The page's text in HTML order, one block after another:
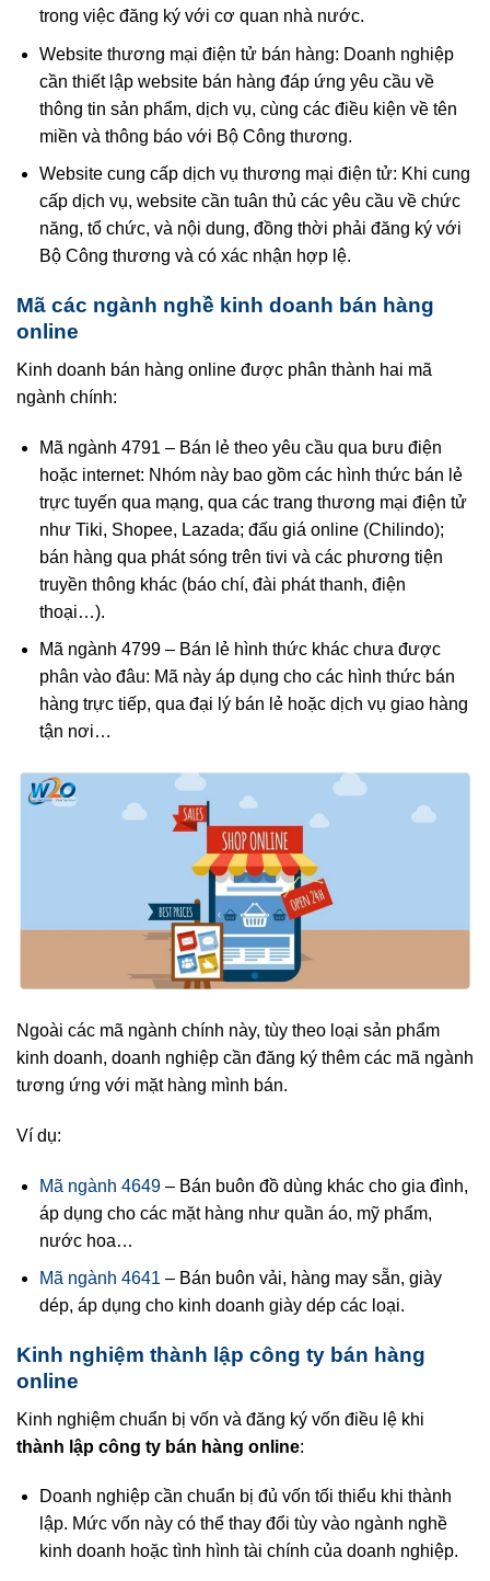
trong việc đăng ký với cơ quan nhà nước.
Website thương mại điện tử bán hàng: Doanh nghiệp
cần thiết lập website bán hàng đáp ứng yêu cầu về
thông tin sản phẩm, dịch vụ, cùng các điều kiện về tên
miền và thông báo với Bộ Công thương.
Website cung cấp dịch vụ thương mại điện tử: Khi cung
cấp dịch vụ, website cần tuân thủ các yêu cầu về chức
năng, tổ chức, và nội dung, đồng thời phải đăng ký với
Bộ Công thương và có xác nhận hợp lệ.
Mã các ngành nghề kinh doanh bán hàng
online
Kinh doanh bán hàng online được phân thành hai mã
ngành chính:
Mã ngành 4791 – Bán lẻ theo yêu cầu qua bưu điện
hoặc internet: Nhóm này bao gồm các hình thức bán lẻ
trực tuyến qua mạng, qua các trang thương mại điện tử
như Tiki, Shopee, Lazada; đấu giá online (Chilindo);
bán hàng qua phát sóng trên tivi và các phương tiện
truyền thông khác (báo chí, đài phát thanh, điện
thoại…).
Mã ngành 4799 – Bán lẻ hình thức khác chưa được
phân vào đâu: Mã này áp dụng cho các hình thức bán
hàng trực tiếp, qua đại lý bán lẻ hoặc dịch vụ giao hàng
tận nơi…
Ngoài các mã ngành chính này, tùy theo loại sản phẩm
kinh doanh, doanh nghiệp cần đăng ký thêm các mã ngành
tương ứng với mặt hàng mình bán.
Ví dụ:
Mã ngành 4649– Bán buôn đồ dùng khác cho gia đình,
áp dụng cho các mặt hàng như quần áo, mỹ phẩm,
nước hoa…
Mã ngành 4641 – Bán buôn vải, hàng may sẵn, giày
dép, áp dụng cho kinh doanh giày dép các loại.
Kinh nghiệm thành lập công ty bán hàng
online
Kinh nghiệm chuẩn bị vốn và đăng ký vốn điều lệ khi
thành lập công ty bán hàng online:
Doanh nghiệp cần chuẩn bị đủ vốn tối thiểu khi thành
lập. Mức vốn này có thể thay đổi tùy vào ngành nghề
kinh doanh hoặc tình hình tài chính của doanh nghiệp.